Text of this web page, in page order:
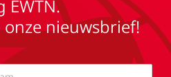
EWTN.
nieuwsbrief!